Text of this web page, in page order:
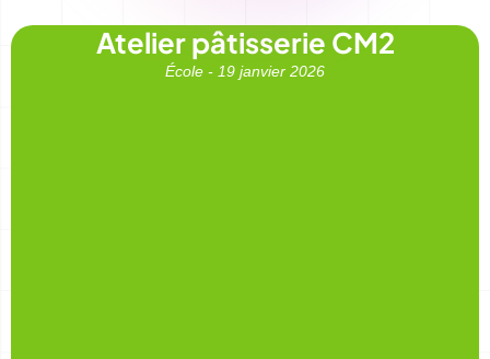
Atelier pâtisserie CM2
École - 19 janvier 2026